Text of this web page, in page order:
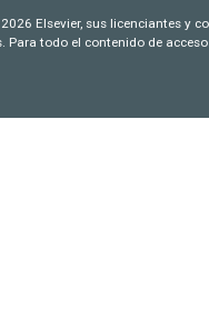
Elsevier, sus licenciantes y
todo el contenido de